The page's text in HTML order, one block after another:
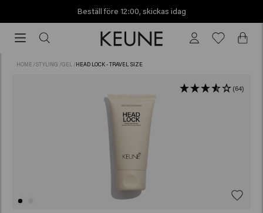
Beställ före 12:00, skickas idag
före
12:00,
HOME /STYLING /GEL /HEAD LOCK - TRAVEL SIZE
(64)